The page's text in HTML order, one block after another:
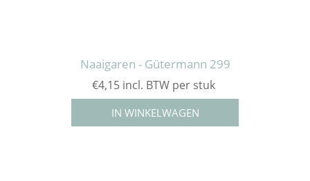
Naaigaren - Gütermann 299
€4,15 incl. BTW per stuk